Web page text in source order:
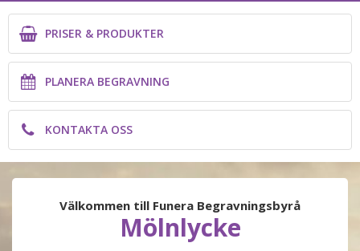
PRISER & PRODUKTER
PLANERA BEGRAVNING
KONTAKTA OSS
PLANERA BEGRAVNING
PRISER & PRODUKTER
PLANERA BEGRAVNING
KONTAKTA OSS
Välkommen till Funera Begravningsbyrå
Mölnlycke